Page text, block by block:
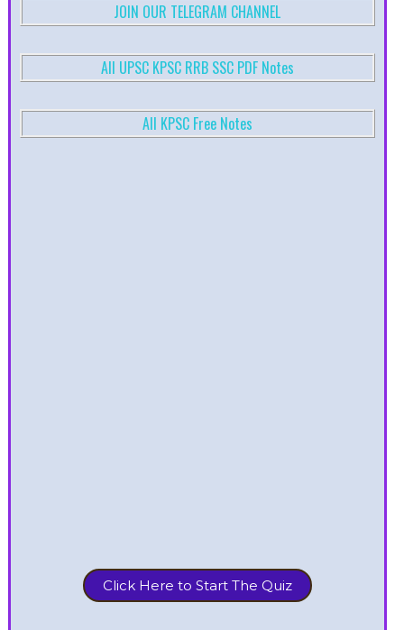
JOIN OUR TELEGRAM CHANNEL
All UPSC KPSC RRB SSC PDF Notes
All KPSC Free Notes
Click Here to Start The Quiz